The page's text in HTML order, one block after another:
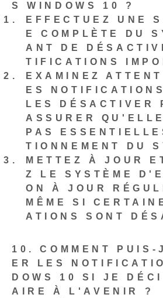
S WINDOWS 10 ?
EFFECTUEZ UNE
E COMPLÈTE DU
ANT DE
TIFICATIONS
EXAMINEZ
ES
LES DÉSACTIVER
ASSURER
PAS
TIONNEMENT DU
METTEZ À JOUR
Z LE SYSTÈME
ON À JOUR
MÊME SI
ATIONS SONT
10. COMMENT PUIS-
ER LES
DOWS 10 SI JE
AIRE À L'AVENIR ?